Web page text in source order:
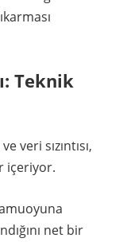
Teknik
veri sızıntısı,
içeriyor.
net bir